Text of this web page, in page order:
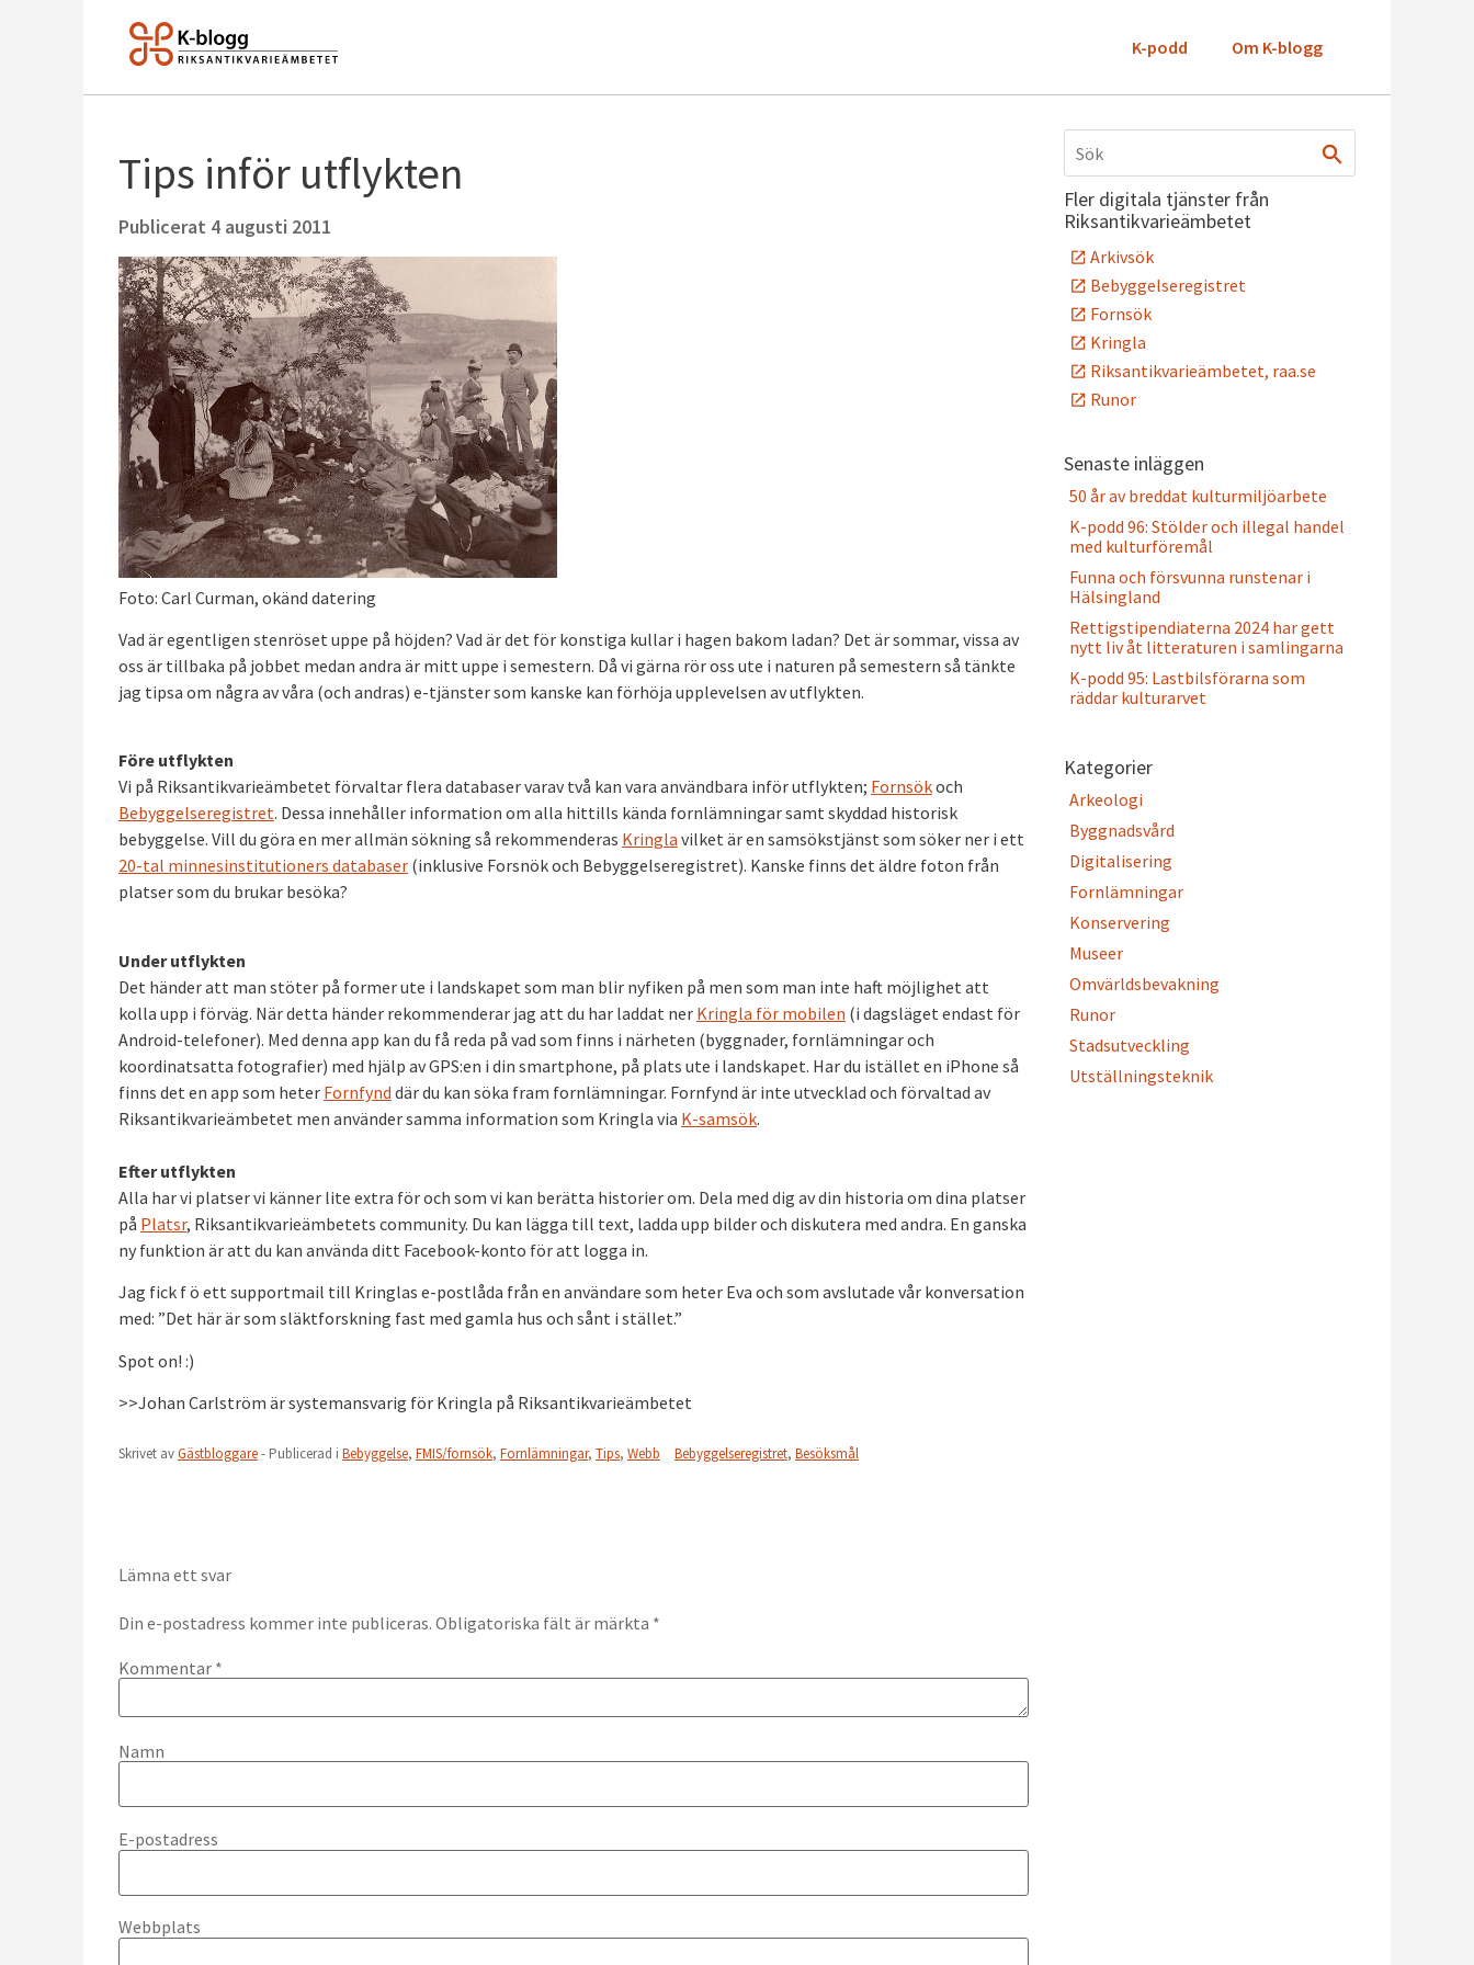
K-podd Om K-blogg
Tips inför utflykten
Publicerat 4 augusti 2011
Foto: Carl Curman, okänd datering
Vad är egentligen stenröset uppe på höjden? Vad är det för konstiga kullar i hagen bakom ladan? Det är sommar, vissa av
oss är tillbaka på jobbet medan andra är mitt uppe i semestern. Då vi gärna rör oss ute i naturen på semestern så tänkte
jag tipsa om några av våra (och andras) e-tjänster som kanske kan förhöja upplevelsen av utflykten.
Före utflykten
Vi på Riksantikvarieämbetet förvaltar flera databaser varav två kan vara användbara inför utflykten; Fornsökoch
Bebyggelseregistret. Dessa innehåller information om alla hittills kända fornlämningar samt skyddad historisk
bebyggelse. Vill du göra en mer allmän sökning så rekommenderas Kringla vilket är en samsökstjänst som söker ner i ett
20-tal minnesinstitutioners databaser (inklusive Forsnök och Bebyggelseregistret). Kanske finns det äldre foton från
platser som du brukar besöka?
Under utflykten
Det händer att man stöter på former ute i landskapet som man blir nyfiken på men som man inte haft möjlighet att
kolla upp i förväg. När detta händer rekommenderar jag att du har laddat ner Kringla för mobilen (i dagsläget endast för
Android-telefoner). Med denna app kan du få reda på vad som finns i närheten (byggnader, fornlämningar och
koordinatsatta fotografier) med hjälp av GPS:en i din smartphone, på plats ute i landskapet. Har du istället en iPhone så
finns det en app som heter Fornfynd där du kan söka fram fornlämningar. Fornfynd är inte utvecklad och förvaltad av
Riksantikvarieämbetet men använder samma information som Kringla via K-samsök.
Efter utflykten
Alla har vi platser vi känner lite extra för och som vi kan berätta historier om. Dela med dig av din historia om dina platser
på Platsr, Riksantikvarieämbetets community. Du kan lägga till text, ladda upp bilder och diskutera med andra. En ganska
ny funktion är att du kan använda ditt Facebook-konto för att logga in.
Jag fick f ö ett supportmail till Kringlas e-postlåda från en användare som heter Eva och som avslutade vår konversation
med: ”Det här är som släktforskning fast med gamla hus och sånt i stället.”
Spot on! :)
>>Johan Carlström är systemansvarig för Kringla på Riksantikvarieämbetet
Skrivet avGästbloggare- Publicerad i Bebyggelse, FMIS/fornsök, Fornlämningar, Tips, Webb Bebyggelseregistret, Besöksmål
Lämna ett svar
Din e-postadress kommer inte publiceras. Obligatoriska fält är märkta *
Kommentar *
Namn
E-postadress
Webbplats
Fler digitala tjänster från
Riksantikvarieämbetet
Arkivsök
Bebyggelseregistret
Fornsök
Kringla
Riksantikvarieämbetet, raa.se
Runor
Senaste inläggen
50 år av breddat kulturmiljöarbete
K-podd 96: Stölder och illegal handel
med kulturföremål
Funna och försvunna runstenar i
Hälsingland
Rettigstipendiaterna 2024 har gett
nytt liv åt litteraturen i samlingarna
K-podd 95: Lastbilsförarna som
räddar kulturarvet
Kategorier
Arkeologi
Byggnadsvård
Digitalisering
Fornlämningar
Konservering
Museer
Omvärldsbevakning
Runor
Stadsutveckling
Utställningsteknik